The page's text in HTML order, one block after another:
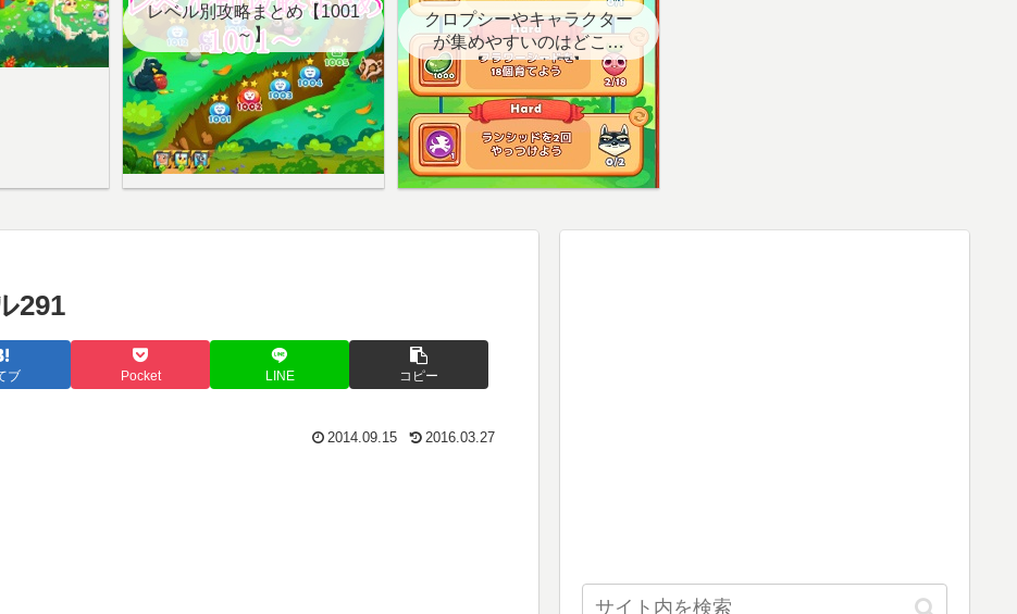
レベル別攻略まとめ【1001
～】
クロプシーやキャラクター
が集めやすいのはどこ？
【クエスト用】
291
ブ Pocket LINE コピー
2014.09.15 2016.03.27